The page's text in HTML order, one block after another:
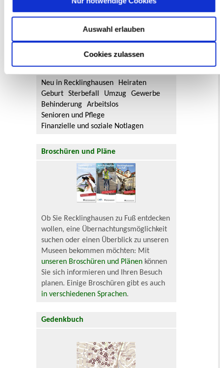
Cookies zulassen
Auswahl erlauben
Aktuelle Bürgerbeteiligungen zu
Flächennutzungsplan-Änderungen finden
Sie hier.
Lebenslagen
Neu in Recklinghausen
Heiraten
Geburt
Sterbefall Umzug
Gewerbe
Behinderung
Arbeitslos
Senioren und Pflege
Finanzielle und soziale Notlagen
Broschüren und Pläne
Ob Sie Recklinghausen zu Fuß entdecken
wollen, eine Übernachtungsmöglichkeit
suchen oder einen Überblick zu unseren
Museen bekommen möchten: Mit
unseren Broschüren und Plänen können
Sie sich informieren und Ihren Besuch
planen. Einige Broschüren gibt es auch
in verschiedenen Sprachen.
Gedenkbuch